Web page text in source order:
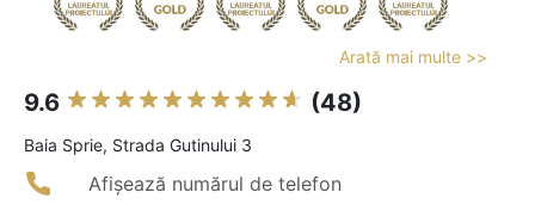
Arată mai multe >>
9.6 (48)
Baia Sprie, Strada Gutinului 3
Afișează numărul de telefon